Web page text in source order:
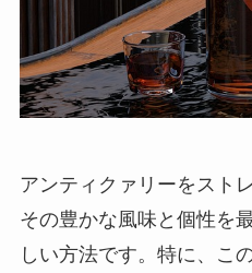
アンティクァリーをスト
その豊かな風味と個性を
しい方法です。特に、こ